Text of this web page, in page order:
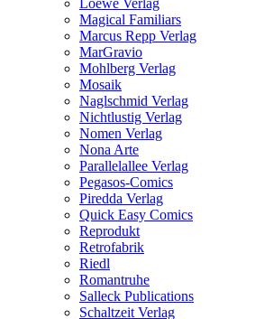
Loewe Verlag
Magical Familiars
Marcus Repp Verlag
MarGravio
Mohlberg Verlag
Mosaik
Naglschmid Verlag
Nichtlustig Verlag
Nomen Verlag
Nona Arte
Parallelallee Verlag
Pegasos-Comics
Piredda Verlag
Quick Easy Comics
Reprodukt
Retrofabrik
Riedl
Romantruhe
Salleck Publications
Schaltzeit Verlag